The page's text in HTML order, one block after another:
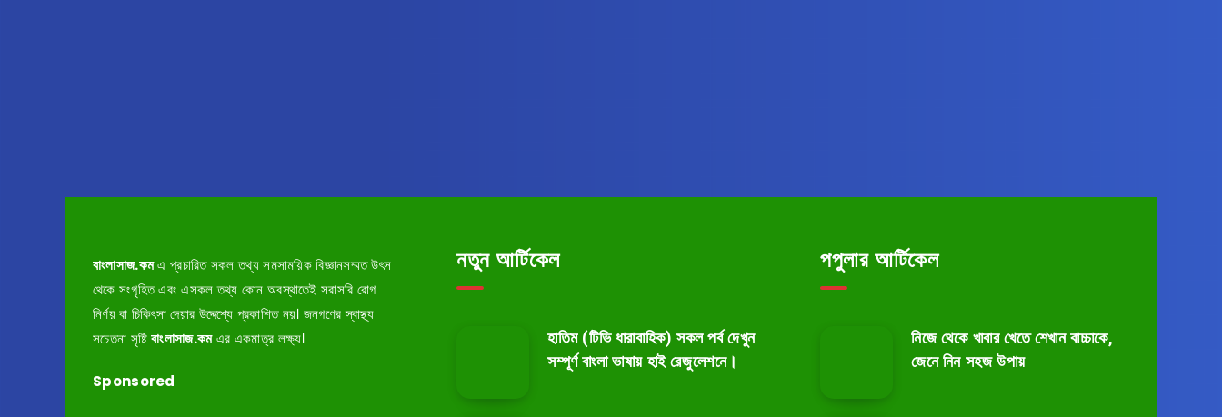
বাংলাসাজ.কমএ প্রচারিত সকল তথ্য সমসাময়িক বিজ্ঞানসম্মত উৎস
থেকে সংগৃহিত এবং এসকল তথ্য কোন অবস্থাতেই সরাসরি রোগ
নির্ণয় বা চিকিৎসা দেয়ার উদ্দেশ্যে প্রকাশিত নয়। জনগণের স্বাস্থ্য
সচেতনা সৃষ্টিবাংলাসাজ.কমএর একমাত্র লক্ষ্য।
Sponsored
নতুন আর্টিকেল
হাতিম (টিভি ধারাবাহিক) সকল পর্ব দেখুন
সম্পূর্ণ বাংলা ভাষায় হাই রেজুলেশনে।
পপুলার আর্টিকেল
নিজে থেকে খাবার খেতে শেখান বাচ্চাকে,
জেনে নিন সহজ উপায়